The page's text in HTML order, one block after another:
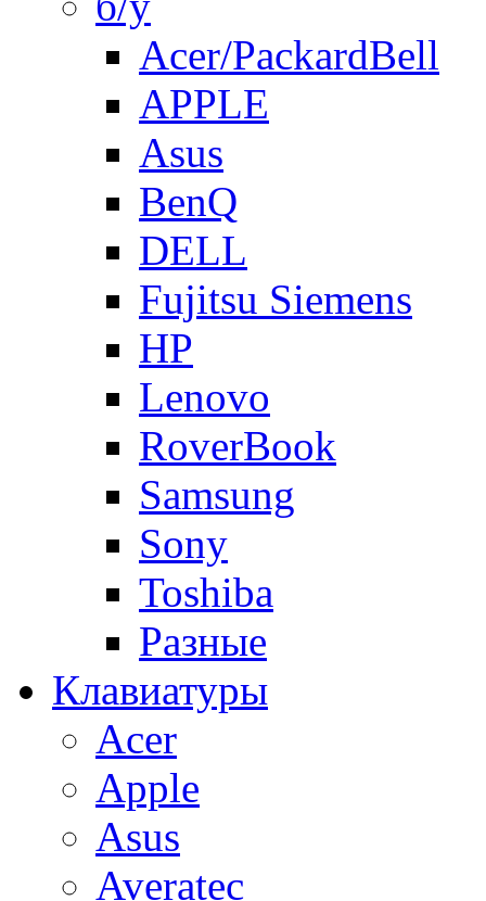
Acer/PackardBell
APPLE
Asus
BenQ
DELL
Fujitsu Siemens
HP
Lenovo
RoverBook
Samsung
Sony
Toshiba
Разные
Клавиатуры
Acer
Apple
Asus
Averatec